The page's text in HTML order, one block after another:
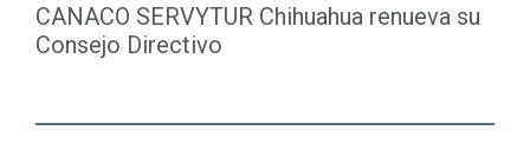
CANACO SERVYTUR Chihuahua renueva su
Consejo Directivo